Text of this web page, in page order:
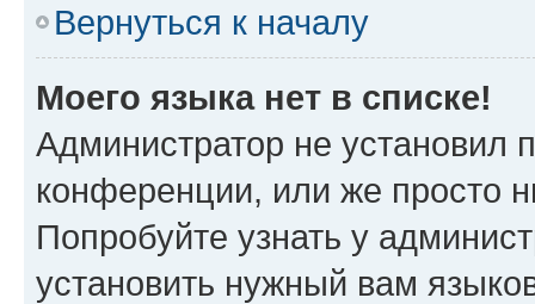
Вернуться к началу
Моего языка нет в списке!
Администратор не установил
конференции, или же просто
Попробуйте узнать у
установить нужный вам